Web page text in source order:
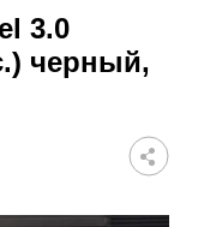
3.0
черный,